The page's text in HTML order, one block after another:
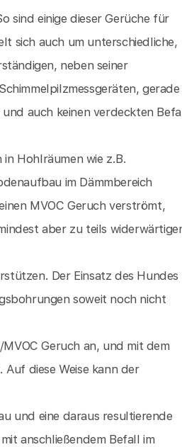
sind einige dieser Gerüche für
sich auch um unterschiedliche,
neben seiner
gerade
auch keinen verdeckten
Hohlräumen wie z.B.
im Dämmbereich
MVOC Geruch verströmt,
aber zu teils
Der Einsatz des Hundes
soweit noch nicht
Geruch an, und mit dem
diese Weise kann der
und eine daraus resultierende
anschließendem Befall im